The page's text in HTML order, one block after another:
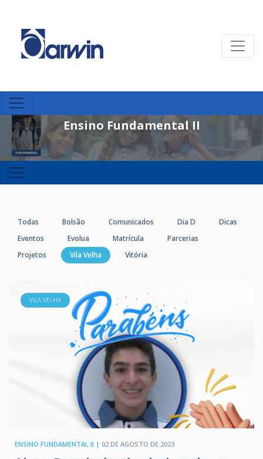
Ensino Fundamental II
Todas Bolsão Comunicados Dia D
Dicas
Eventos
Evolua Matrícula
Parcerias
Projetos
Vila Velha Vitória
VILA VELHA
ENSINO FUNDAMENTAL II | 02 DE AGOSTO DE 2023